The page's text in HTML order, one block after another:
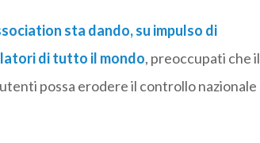
sta dando, su impulso di
di tutto il mondo, preoccupati che il
possa erodere il controllo nazionale